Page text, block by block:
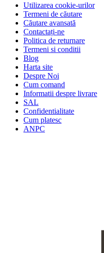
Utilizarea cookie-urilor
Termeni de căutare
Căutare avansată
Contactați-ne
Politica de returnare
Termeni si conditii
Blog
Harta site
Despre Noi
Cum comand
Informatii despre livrare
SAL
Confidentialitate
Cum platesc
ANPC